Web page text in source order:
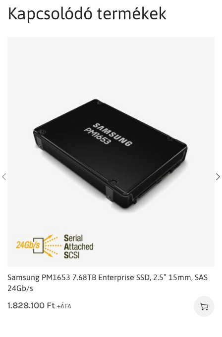
Kapcsolódó termékek
Samsung PM1653 7.68TB Enterprise SSD, 2.5” 15mm, SAS
24Gb/s
1.828.100 Ft +ÁFA